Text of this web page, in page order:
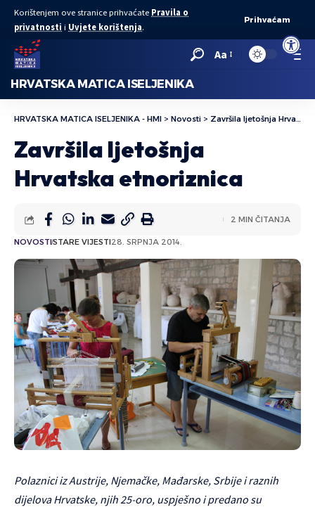
Open
Korištenjem ove stranice prihvaćate Pravila o
privatnosti i Uvjete korištenja.
Prihvaćam
Aa
HRVATSKA MATICA ISELJENIKA
HRVATSKA MATICA ISELJENIKA - HMI > Novosti > Završila ljetošnja Hrvatska etnoriznica
Završila ljetošnja
Hrvatska etnoriznica
NOVOSTISTARE VIJESTI28. SRPNJA 2014.
2 MIN ČITANJA
Polaznici iz Austrije, Njemačke, Mađarske, Srbije i raznih
dijelova Hrvatske, njih 25-oro, uspješno i predano su